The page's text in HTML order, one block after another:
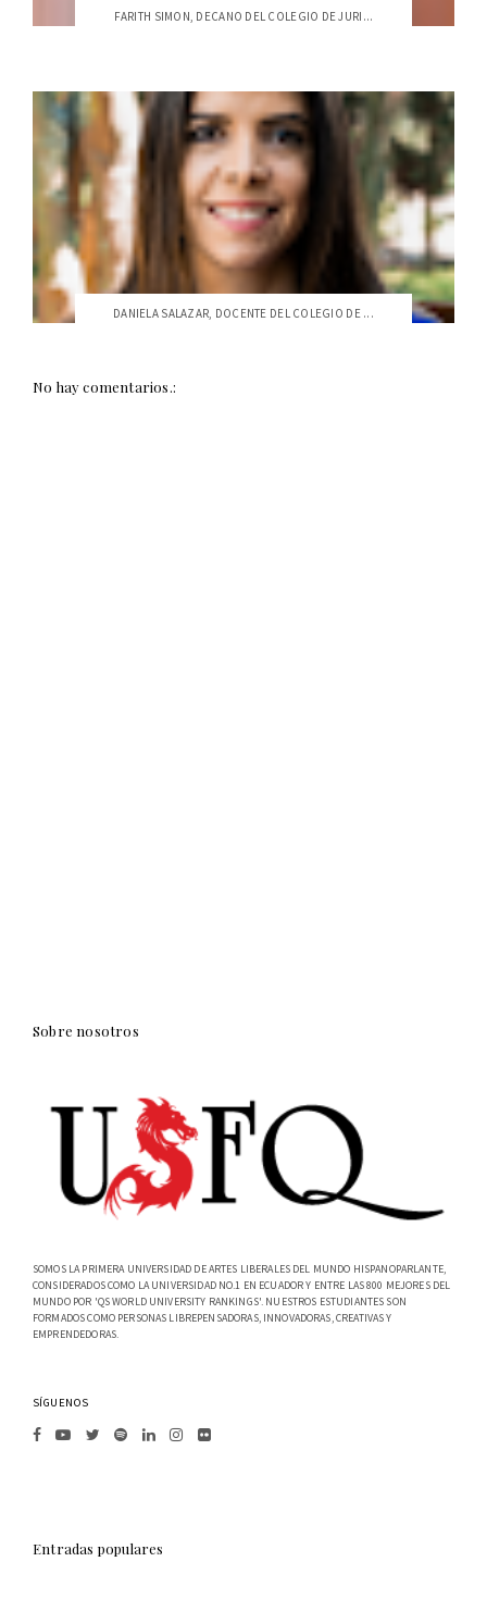
FARITH SIMON, DECANO DEL COLEGIO DE JURI...
DANIELA SALAZAR, DOCENTE DEL COLEGIO DE ...
No hay comentarios.:
Sobre nosotros
SOMOS LA PRIMERA UNIVERSIDAD DE ARTES LIBERALES DEL MUNDO HISPANOPARLANTE,
CONSIDERADOS COMO LA UNIVERSIDAD NO.1 EN ECUADOR Y ENTRE LAS 800 MEJORES DEL
MUNDO POR 'QS WORLD UNIVERSITY RANKINGS'. NUESTROS ESTUDIANTES SON
FORMADOS COMO PERSONAS LIBREPENSADORAS, INNOVADORAS, CREATIVAS Y
EMPRENDEDORAS.
SÍGUENOS
Entradas populares